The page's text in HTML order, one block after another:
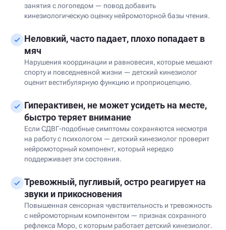
занятия с логопедом — повод добавить
кинезиологическую оценку нейромоторной базы чтения.
Неловкий, часто падает, плохо попадает в
мяч
Нарушения координации и равновесия, которые мешают
спорту и повседневной жизни — детский кинезиолог
оценит вестибулярную функцию и проприоцепцию.
Гиперактивен, не может усидеть на месте,
быстро теряет внимание
Если СДВГ-подобные симптомы сохраняются несмотря
на работу с психологом — детский кинезиолог проверит
нейромоторный компонент, который нередко
поддерживает эти состояния.
Тревожный, пугливый, остро реагирует на
звуки и прикосновения
Повышенная сенсорная чувствительность и тревожность
с нейромоторным компонентом — признак сохранного
рефлекса Моро, с которым работает детский кинезиолог.